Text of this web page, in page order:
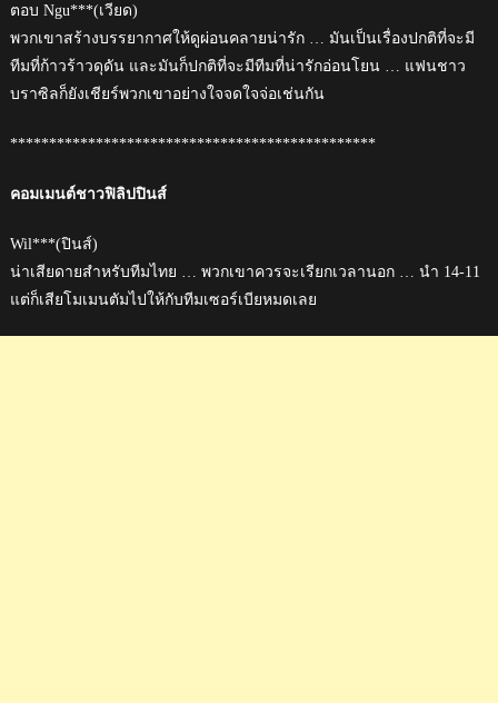
ตอบ Ngu***(เวียด)
พวกเขาสร้างบรรยากาศให้ดูผ่อนคลายน่ารัก … มันเป็นเรื่องปกติที่จะมี
ทีมที่ก้าวร้าวดุดัน และมันก็ปกติที่จะมีทีมที่น่ารักอ่อนโยน … แฟนชาว
บราซิลก็ยังเชียร์พวกเขาอย่างใจจดใจจ่อเช่นกัน
***********************************************
คอมเมนต์ชาวฟิลิปปินส์
Wil***(ปินส์)
น่าเสียดายสำหรับทีมไทย … พวกเขาควรจะเรียกเวลานอก … นำ 14-11
แต่ก็เสียโมเมนตัมไปให้กับทีมเซอร์เบียหมดเลย